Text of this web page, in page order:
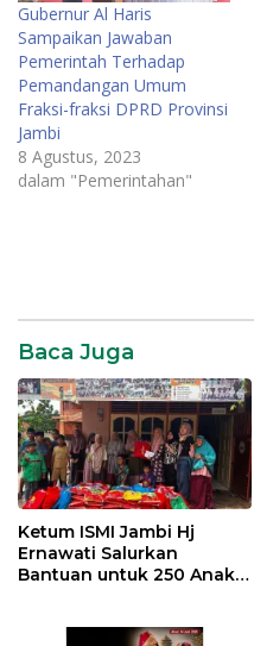
Gubernur Al Haris
Sampaikan Jawaban
Pemerintah Terhadap
Pemandangan Umum
Fraksi-fraksi DPRD Provinsi
Jambi
8 Agustus, 2023
dalam "Pemerintahan"
Gubernur
Jambi
Baca Juga
Ketum ISMI Jambi Hj
Ernawati Salurkan
Bantuan untuk 250 Anak